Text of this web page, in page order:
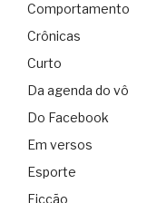
Comportamento
Crônicas
Curto
Da agenda do vô
Do Facebook
Em versos
Esporte
Ficção